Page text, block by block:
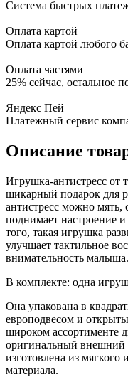
Система быстрых
Оплата картой
Оплата картой любого
Оплата частями
25% сейчас, остальное
Яндекс Пей
Платежный сервис
Описание
Игрушка-антистресс от
шикарный подарок для
антистресс можно мять,
поднимает настроение
того, такая игрушка
улучшает тактильное
внимательность малыша.
В комплекте: одна
Она упакована в
европодвесом и
широком ассортименте
оригинальный внешний
изготовлена из мягкого
материала.